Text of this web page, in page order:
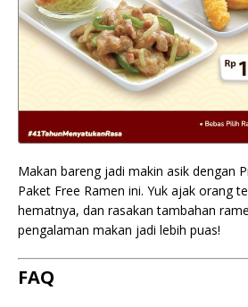
Makan bareng jadi makin asik dengan
Paket Free Ramen ini. Yuk ajak orang
hematnya, dan rasakan tambahan
pengalaman makan jadi lebih puas!
FAQ